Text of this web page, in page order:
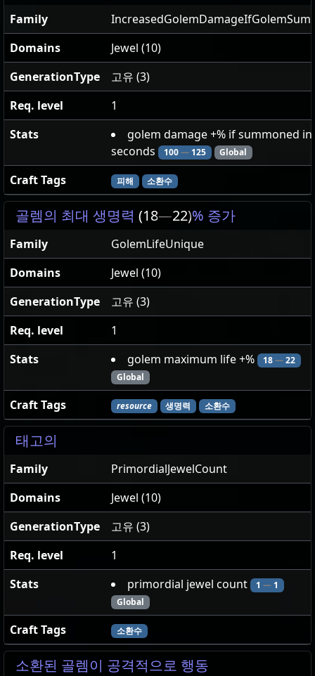
Family
Domains
Jewel (10)
GenerationType
고유 (3)
Req. level
1
Stats
golem damage +% if summoned in
seconds
100—125 Global
Craft Tags 피해 소환수
골렘의 최대 생명력 (18—22)% 증가
Family
GolemLifeUnique
Domains
Jewel (10)
GenerationType
고유 (3)
Req. level
1
Stats
golem maximum life +% 18—22
Global
Craft Tags resource 생명력 소환수
태고의
Family
PrimordialJewelCount
Domains
Jewel (10)
GenerationType
고유 (3)
Req. level
1
Stats
primordial jewel count 1 —1
Global
Craft Tags 소환수
소환된 골렘이 공격적으로 행동